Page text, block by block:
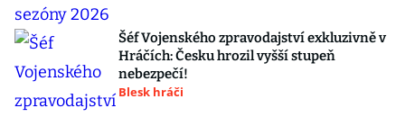
Šéf Vojenského zpravodajství exkluzivně v
Hráčích: Česku hrozil vyšší stupeň
nebezpečí!
Blesk hráči